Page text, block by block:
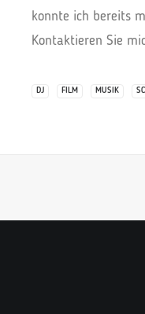
konnte ich bereits
Kontaktieren Sie
DJ FILM MUSIK